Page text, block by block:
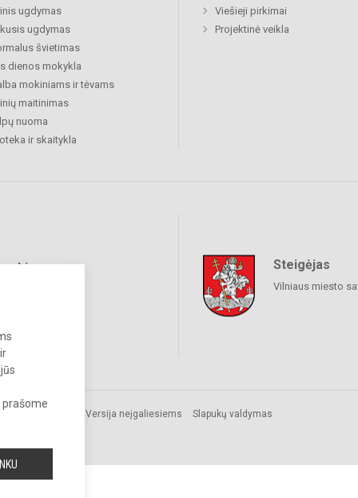
prašome
ugdymas
ugdymas
švietimas
dienos mokykla
mokiniams ir tėvams
maitinimas
nuoma
ir skaitykla
Viešieji pirkimai
Projektinė veikla
Steigėjas
Vilniaus miesto
Versija neįgaliesiems Slapukų valdymas